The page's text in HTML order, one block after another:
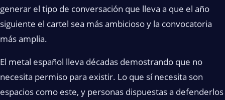
generar el tipo de conversación que lleva a que el año
siguiente el cartel sea más ambicioso y la convocatoria
más amplia.
El metal español lleva décadas demostrando que no
necesita permiso para existir. Lo que sí necesita son
espacios como este, y personas dispuestas a defenderlos